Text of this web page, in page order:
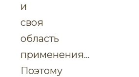
и
своя
область
применения…
Поэтому